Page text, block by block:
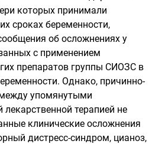
которых принимали
сроках беременности,
об осложнениях у
с применением
препаратов группы СИОЗС в
Однако, причинно-
упомянутыми
терапией не
клинические осложнения
дистресс-синдром, цианоз,